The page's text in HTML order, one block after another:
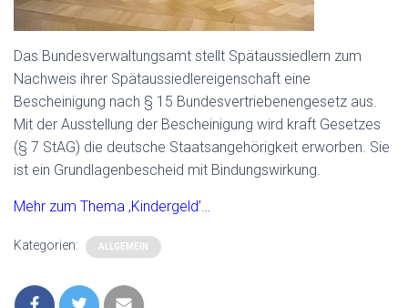
Das Bundesverwaltungsamt stellt Spätaussiedlern zum
Nachweis ihrer Spätaussiedlereigenschaft eine
Bescheinigung nach § 15 Bundesvertriebenengesetz aus.
Mit der Ausstellung der Bescheinigung wird kraft Gesetzes
(§ 7 StAG) die deutsche Staatsangehörigkeit erworben. Sie
ist ein Grundlagenbescheid mit Bindungswirkung.
Mehr zum Thema ‚Kindergeld’…
Kategorien: ALLGEMEIN